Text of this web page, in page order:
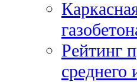
Рейтинг
среднего